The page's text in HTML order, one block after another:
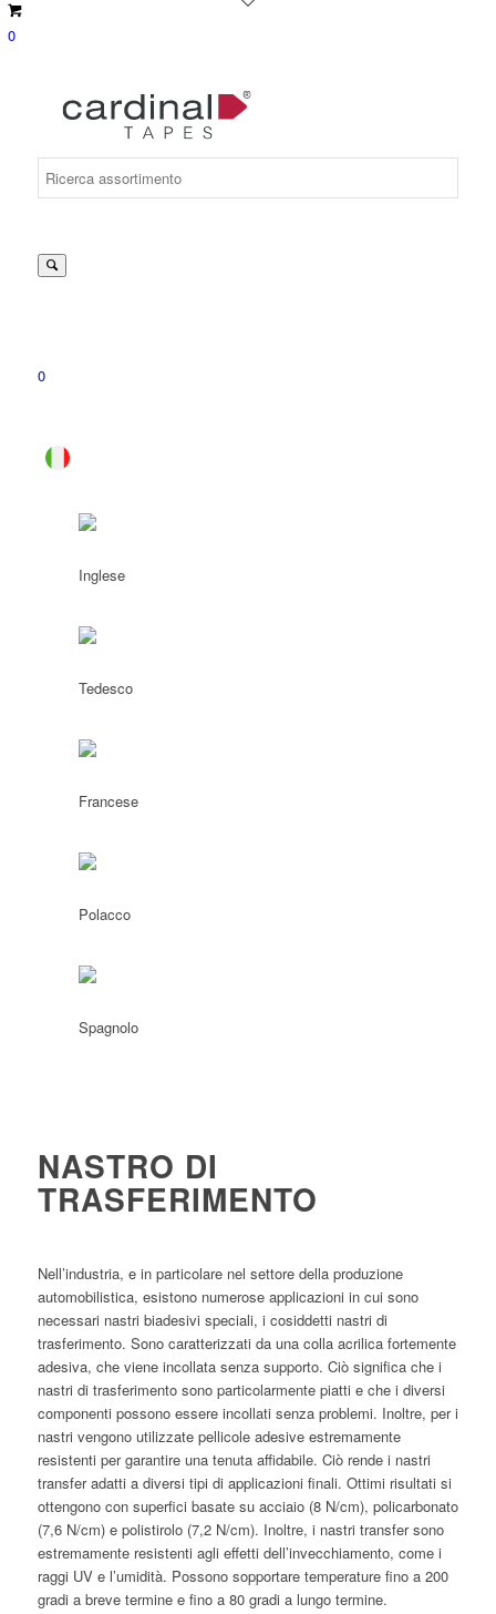
0
Suche
0
NASTRO DI
TRASFERIMENTO
Nell’industria, e in particolare nel settore della produzione
automobilistica, esistono numerose applicazioni in cui sono
necessari nastri biadesivi speciali, i cosiddetti nastri di
trasferimento. Sono caratterizzati da una colla acrilica fortemente
adesiva, che viene incollata senza supporto. Ciò significa che i
nastri di trasferimento sono particolarmente piatti e che i diversi
componenti possono essere incollati senza problemi. Inoltre, per i
nastri vengono utilizzate pellicole adesive estremamente
resistenti per garantire una tenuta affidabile. Ciò rende i nastri
transfer adatti a diversi tipi di applicazioni finali. Ottimi risultati si
ottengono con superfici basate su acciaio (8 N/cm), policarbonato
(7,6 N/cm) e polistirolo (7,2 N/cm). Inoltre, i nastri transfer sono
estremamente resistenti agli effetti dell’invecchiamento, come i
raggi UV e l’umidità. Possono sopportare temperature fino a 200
gradi a breve termine e fino a 80 gradi a lungo termine.